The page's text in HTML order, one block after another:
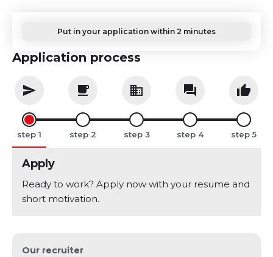
Put in your application within 2 minutes
Application process
step step step step step
Apply
Ready to work? Apply now with your resume and
short motivation.
Our recruiter